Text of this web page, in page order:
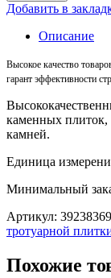
Добавить в
Описание
Высокое качество
гарант эффективности
каменных плиток,
камней.
Единица
Минимальный
Артикул: 39238369
тротуарной
Похожие